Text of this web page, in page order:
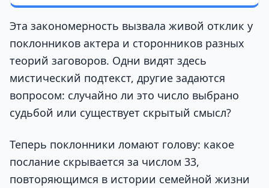
Эта закономерность вызвала живой отклик у
поклонников актера и сторонников разных
теорий заговоров. Одни видят здесь
мистический подтекст, другие задаются
вопросом: случайно ли это число выбрано
судьбой или существует скрытый смысл?
Теперь поклонники ломают голову: какое
послание скрывается за числом 33,
повторяющимся в истории семейной жизни